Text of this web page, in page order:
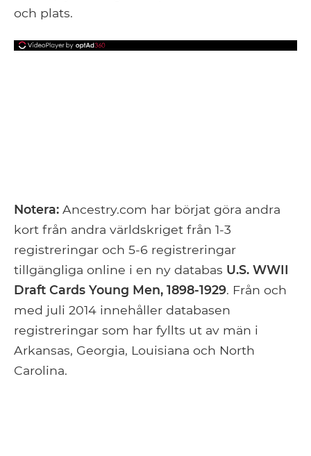
och plats.
Notera: Ancestry.com har börjat göra andra
kort från andra världskriget från 1-3
registreringar och 5-6 registreringar
tillgängliga online i en ny databas U.S. WWII
Draft Cards Young Men, 1898-1929. Från och
med juli 2014 innehåller databasen
registreringar som har fyllts ut av män i
Arkansas, Georgia, Louisiana och North
Carolina.